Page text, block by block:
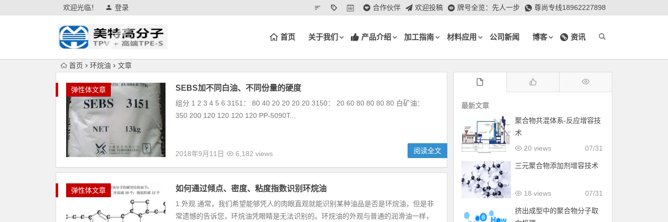
欢迎光临！ 登录 合作伙伴 欢迎投稿 牌号全览：先人一步 尊尚专线18962227898
首页 关于我们 产品介绍 加工指南 材料应用 公司新闻 博客 资讯
首页 环烷油 文章
弹性体文章 SEBS加不同白油、不同份量的硬度
组分 1 2 3 4 5 6 3151： 80 40 20 20 20 20 3150： 20 60 80 80 80 80 白矿油：
350 200 120 120 120 120 PP-5090T...
2018年9月11日 6,182 views 阅读全文
弹性体文章 如何通过倾点、密度、粘度指数识别环烷油
1.外观 通常，我们希望能够凭人的肉眼直观就能识别某种油品是否是环烷油，但是非
常遗憾的告诉您，环烷油凭眼睛是无法识别的。环烷油的外观与普通的润滑油一样，
最新文章
聚合物共混体系-反应增容技
术
07/31
20 views
三元聚合物添加剂增容技术
07/31
18 views
挤出成型中的聚合物分子取